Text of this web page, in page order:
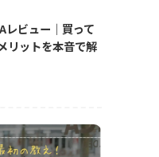
レビュー｜買って
リットを本音で解